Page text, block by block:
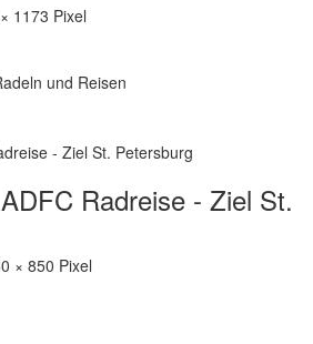
1173 Pixel
und Reisen
Radreise - Ziel St.
× 850 Pixel